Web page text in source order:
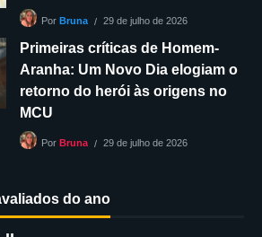
Por Bruna 29 de julho de 2026
Primeiras críticas de Homem-
Aranha: Um Novo Dia elogiam o
retorno do herói às origens no
MCU
Por Bruna 29 de julho de 2026
do ano